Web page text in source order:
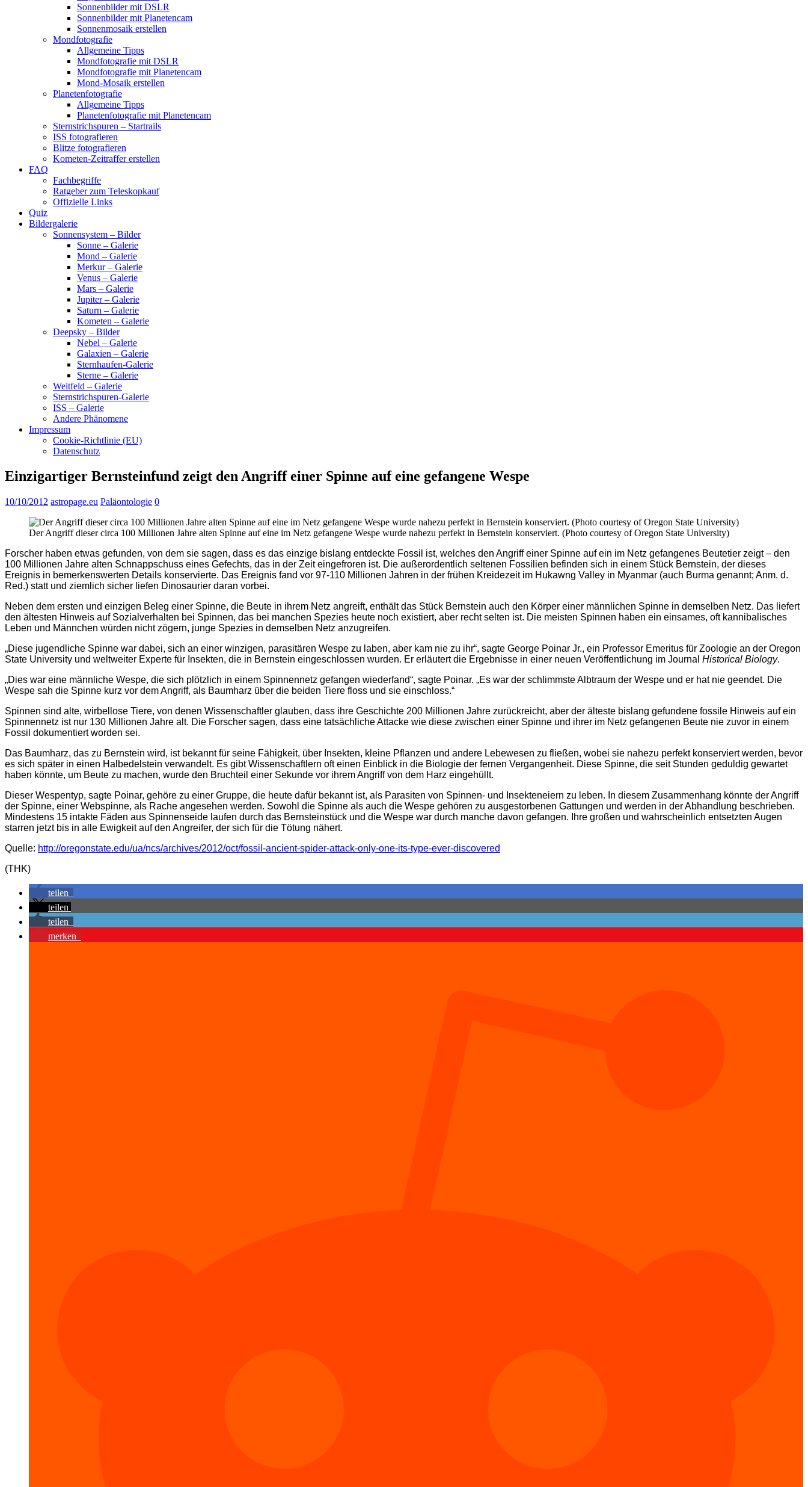
Sonnenbilder mit DSLR
Sonnenbilder mit Planetencam
Sonnenmosaik erstellen
Mondfotografie
Allgemeine Tipps
Mondfotografie mit DSLR
Mondfotografie mit Planetencam
Mond-Mosaik erstellen
Planetenfotografie
Allgemeine Tipps
Planetenfotografie mit Planetencam
Sternstrichspuren – Startrails
ISS fotografieren
Blitze fotografieren
Kometen-Zeitraffer erstellen
FAQ
Fachbegriffe
Ratgeber zum Teleskopkauf
Offizielle Links
Quiz
Bildergalerie
Sonnensystem – Bilder
Sonne – Galerie
Mond – Galerie
Merkur – Galerie
Venus – Galerie
Mars – Galerie
Jupiter – Galerie
Saturn – Galerie
Kometen – Galerie
Deepsky – Bilder
Nebel – Galerie
Galaxien – Galerie
Sternhaufen-Galerie
Sterne – Galerie
Weitfeld – Galerie
Sternstrichspuren-Galerie
ISS – Galerie
Andere Phänomene
Impressum
Cookie-Richtlinie (EU)
Datenschutz
Einzigartiger Bernsteinfund zeigt den Angriff einer Spinne auf eine gefangene Wespe
10/10/2012 astropage.eu Paläontologie 0
Der Angriff dieser circa 100 Millionen Jahre alten Spinne auf eine im Netz gefangene Wespe wurde nahezu perfekt in Bernstein konserviert. (Photo courtesy of Oregon State University)
Forscher haben etwas gefunden, von dem sie sagen, dass es das einzige bislang entdeckte Fossil ist, welches den Angriff einer Spinne auf ein im Netz gefangenes Beutetier zeigt – den
100 Millionen Jahre alten Schnappschuss eines Gefechts, das in der Zeit eingefroren ist. Die außerordentlich seltenen Fossilien befinden sich in einem Stück Bernstein, der dieses
Ereignis in bemerkenswerten Details konservierte. Das Ereignis fand vor 97-110 Millionen Jahren in der frühen Kreidezeit im Hukawng Valley in Myanmar (auch Burma genannt; Anm. d.
Red.) statt und ziemlich sicher liefen Dinosaurier daran vorbei.
Neben dem ersten und einzigen Beleg einer Spinne, die Beute in ihrem Netz angreift, enthält das Stück Bernstein auch den Körper einer männlichen Spinne in demselben Netz. Das liefert
den ältesten Hinweis auf Sozialverhalten bei Spinnen, das bei manchen Spezies heute noch existiert, aber recht selten ist. Die meisten Spinnen haben ein einsames, oft kannibalisches
Leben und Männchen würden nicht zögern, junge Spezies in demselben Netz anzugreifen.
„Diese jugendliche Spinne war dabei, sich an einer winzigen, parasitären Wespe zu laben, aber kam nie zu ihr“, sagte George Poinar Jr., ein Professor Emeritus für Zoologie an der Oregon
State University und weltweiter Experte für Insekten, die in Bernstein eingeschlossen wurden. Er erläutert die Ergebnisse in einer neuen Veröffentlichung im Journal Historical Biology.
„Dies war eine männliche Wespe, die sich plötzlich in einem Spinnennetz gefangen wiederfand“, sagte Poinar. „Es war der schlimmste Albtraum der Wespe und er hat nie geendet. Die
Wespe sah die Spinne kurz vor dem Angriff, als Baumharz über die beiden Tiere floss und sie einschloss.“
Spinnen sind alte, wirbellose Tiere, von denen Wissenschaftler glauben, dass ihre Geschichte 200 Millionen Jahre zurückreicht, aber der älteste bislang gefundene fossile Hinweis auf ein
Spinnennetz ist nur 130 Millionen Jahre alt. Die Forscher sagen, dass eine tatsächliche Attacke wie diese zwischen einer Spinne und ihrer im Netz gefangenen Beute nie zuvor in einem
Fossil dokumentiert worden sei.
Das Baumharz, das zu Bernstein wird, ist bekannt für seine Fähigkeit, über Insekten, kleine Pflanzen und andere Lebewesen zu fließen, wobei sie nahezu perfekt konserviert werden, bevor
es sich später in einen Halbedelstein verwandelt. Es gibt Wissenschaftlern oft einen Einblick in die Biologie der fernen Vergangenheit. Diese Spinne, die seit Stunden geduldig gewartet
haben könnte, um Beute zu machen, wurde den Bruchteil einer Sekunde vor ihrem Angriff von dem Harz eingehüllt.
Dieser Wespentyp, sagte Poinar, gehöre zu einer Gruppe, die heute dafür bekannt ist, als Parasiten von Spinnen- und Insekteneiern zu leben. In diesem Zusammenhang könnte der Angriff
der Spinne, einer Webspinne, als Rache angesehen werden. Sowohl die Spinne als auch die Wespe gehören zu ausgestorbenen Gattungen und werden in der Abhandlung beschrieben.
Mindestens 15 intakte Fäden aus Spinnenseide laufen durch das Bernsteinstück und die Wespe war durch manche davon gefangen. Ihre großen und wahrscheinlich entsetzten Augen
starren jetzt bis in alle Ewigkeit auf den Angreifer, der sich für die Tötung nähert.
Quelle: http://oregonstate.edu/ua/ncs/archives/2012/oct/fossil-ancient-spider-attack-only-one-its-type-ever-discovered
(THK)
teilen
teilen
teilen
merken